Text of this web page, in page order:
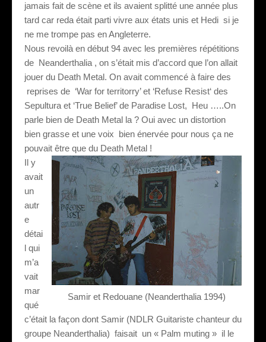
jamais fait de scène et ils avaient splitté une année plus
tard car reda était parti vivre aux états unis et Hedi si je
ne me trompe pas en Angleterre.
Nous revoilà en début 94 avec les premières répétitions
de Neanderthalia , on s’était mis d’accord que l’on allait
jouer du Death Metal. On avait commencé à faire des
reprises de ‘War for territorry’ et ‘Refuse Resist‘ des
Sepultura et ‘True Belief’ de Paradise Lost, Heu …..On
parle bien de Death Metal la ? Oui avec un distortion
bien grasse et une voix bien énervée pour nous ça ne
pouvait être que du Death Metal !
Samir et Redouane (Neanderthalia 1994)
Il y
avait
un
autr
e
détai
l qui
m’a
vait
mar
qué
c’était la façon dont Samir (NDLR Guitariste chanteur du
groupe Neanderthalia) faisait un « Palm muting » il le